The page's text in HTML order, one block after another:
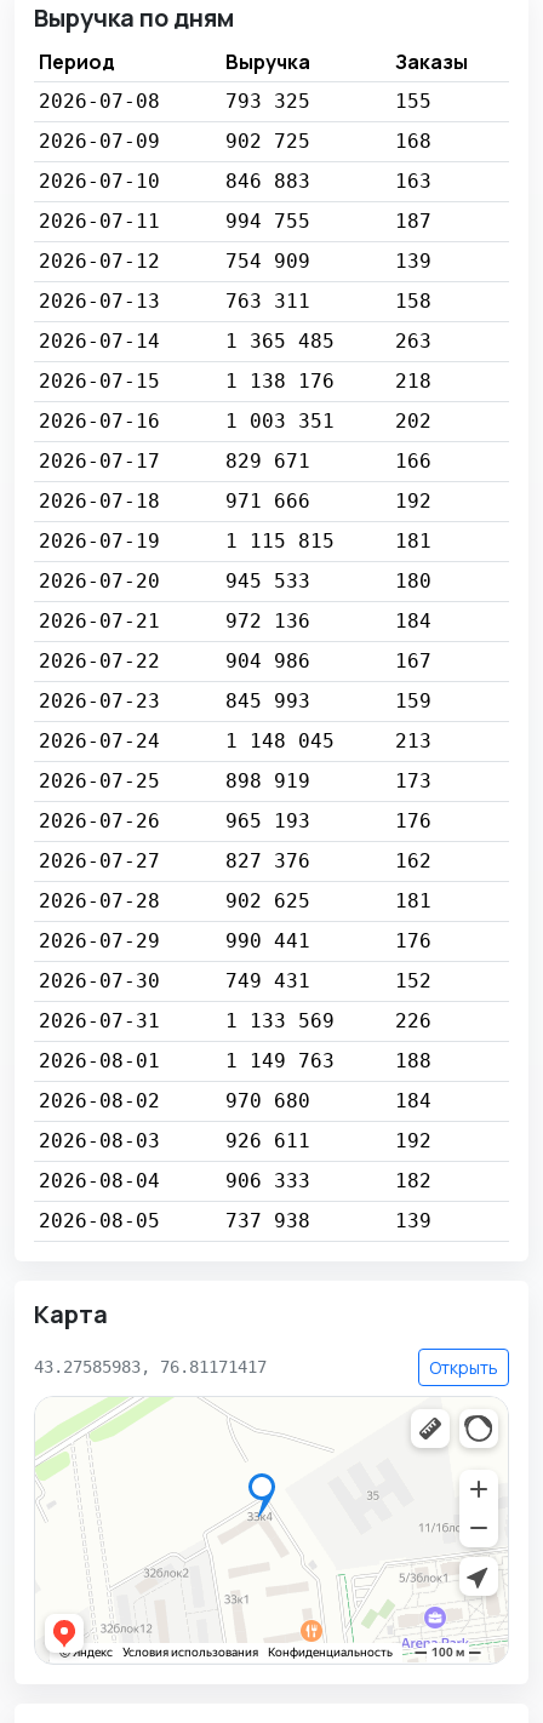
Выручка по дням
Период Выручка Заказы
2026-07-08 793 325
155
2026-07-09
902 725
168
2026-07-10
846 883
163
2026-07-11
994 755
187
2026-07-12
754 909
139
2026-07-13
763 311
158
2026-07-14
1 365 485
263
2026-07-15
1 138 176
218
2026-07-16
1 003 351
202
2026-07-17
829 671
166
2026-07-18
971 666
192
2026-07-19
1 115 815
181
2026-07-20
945 533
180
2026-07-21
972 136
184
2026-07-22
904 986
167
2026-07-23
845 993
159
2026-07-24
1 148 045
213
2026-07-25
898 919
173
2026-07-26
965 193
176
2026-07-27
827 376
162
2026-07-28
902 625
181
2026-07-29
990 441
176
2026-07-30
749 431
152
2026-07-31
1 133 569
226
2026-08-01
1 149 763
188
2026-08-02
970 680
184
2026-08-03
926 611
192
2026-08-04
906 333
182
2026-08-05
737 938 139
Карта
43.27585983, 76.81171417 Открыть